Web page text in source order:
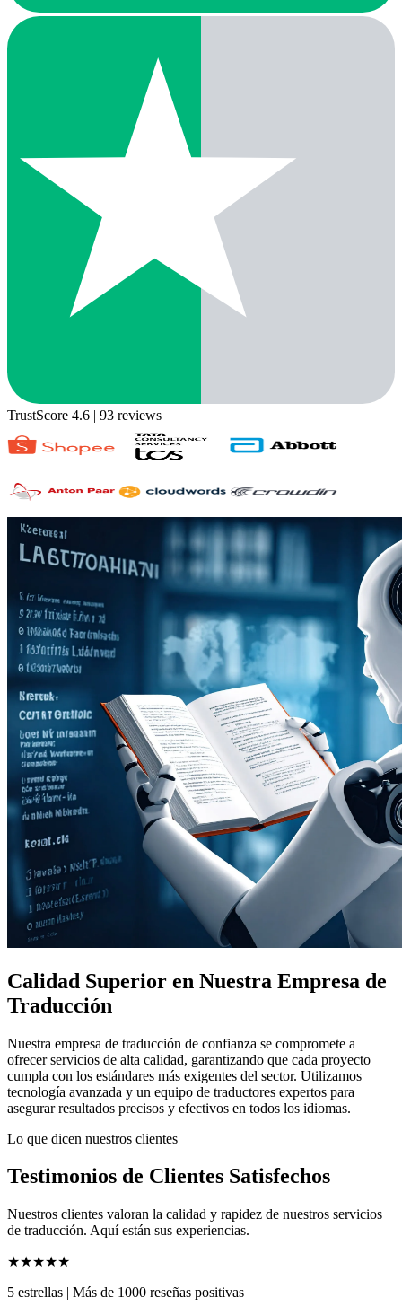
TrustScore 4.6 | 93 reviews
Calidad Superior en Nuestra Empresa de
Traducción
Nuestra empresa de traducción de confianza se compromete a
ofrecer servicios de alta calidad, garantizando que cada proyecto
cumpla con los estándares más exigentes del sector. Utilizamos
tecnología avanzada y un equipo de traductores expertos para
asegurar resultados precisos y efectivos en todos los idiomas.
Lo que dicen nuestros clientes
Testimonios de Clientes Satisfechos
Nuestros clientes valoran la calidad y rapidez de nuestros servicios
de traducción. Aquí están sus experiencias.
★★★★★
5 estrellas | Más de 1000 reseñas positivas